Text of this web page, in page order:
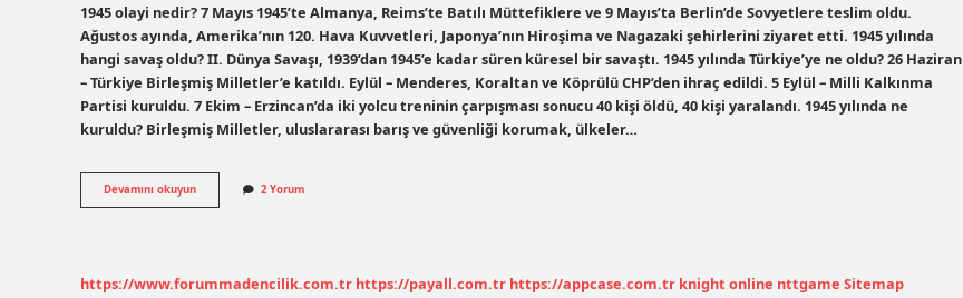
1945 olayi nedir? 7 Mayıs 1945’te Almanya, Reims’te Batılı Müttefiklere ve 9 Mayıs’ta Berlin’de Sovyetlere teslim oldu.
Ağustos ayında, Amerika’nın 120. Hava Kuvvetleri, Japonya’nın Hiroşima ve Nagazaki şehirlerini ziyaret etti. 1945 yılında
hangi savaş oldu? II. Dünya Savaşı, 1939’dan 1945’e kadar süren küresel bir savaştı. 1945 yılında Türkiye’ye ne oldu? 26 Haziran
– Türkiye Birleşmiş Milletler’e katıldı. Eylül – Menderes, Koraltan ve Köprülü CHP’den ihraç edildi. 5 Eylül – Milli Kalkınma
Partisi kuruldu. 7 Ekim – Erzincan’da iki yolcu treninin çarpışması sonucu 40 kişi öldü, 40 kişi yaralandı. 1945 yılında ne
kuruldu? Birleşmiş Milletler, uluslararası barış ve güvenliği korumak, ülkeler…
Devamını okuyun1945
De
2 Yorum
https://www.forummadencilik.com.tr https://payall.com.tr https://appcase.com.tr knight online nttgame Sitemap